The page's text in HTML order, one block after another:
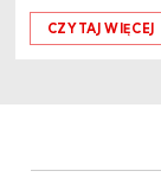
CZYTAJ WIĘCEJ